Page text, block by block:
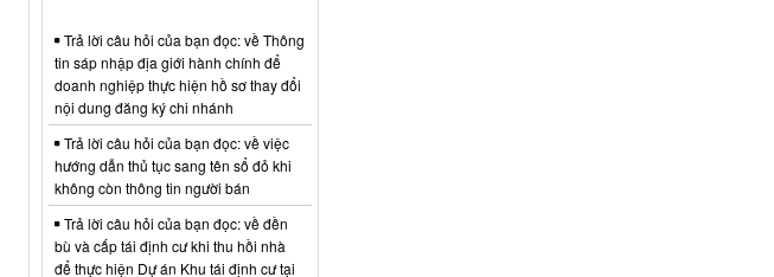
Trả lời câu hỏi của bạn đọc: về Thông
tin sáp nhập địa giới hành chính để
doanh nghiệp thực hiện hồ sơ thay đổi
nội dung đăng ký chi nhánh
Trả lời câu hỏi của bạn đọc: về việc
hướng dẫn thủ tục sang tên sổ đỏ khi
không còn thông tin người bán
Trả lời câu hỏi của bạn đọc: về đền
bù và cấp tái định cư khi thu hồi nhà
để thực hiện Dự án Khu tái định cư tại